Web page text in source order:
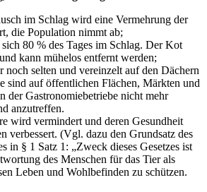
im Schlag wird eine Vermehrung der
die Population nimmt ab;
80 % des Tages im Schlag. Der Kot
kann mühelos entfernt werden;
noch selten und vereinzelt auf den Dächern
sind auf öffentlichen Flächen, Märkten und
der Gastronomiebetriebe nicht mehr
anzutreffen.
wird vermindert und deren Gesundheit
verbessert. (Vgl. dazu den Grundsatz des
in § 1 Satz 1: „Zweck dieses Gesetzes ist
des Menschen für das Tier als
Leben und Wohlbefinden zu schützen.